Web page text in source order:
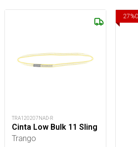
TRA120207NAD-R
Cinta Low Bulk 11 Sling
Trango
27%